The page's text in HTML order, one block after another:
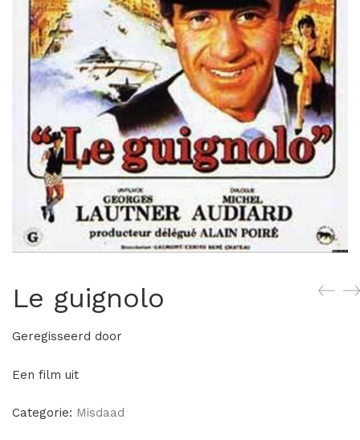
Le guignolo
Geregisseerd door
Een film uit
Categorie: Misdaad